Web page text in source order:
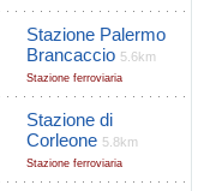
Stazione Palermo
Brancaccio 5.6km
Stazione ferroviaria
Stazione di
Corleone 5.8km
Stazione ferroviaria